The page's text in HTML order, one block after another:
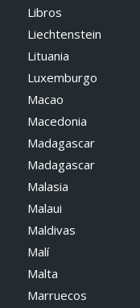
Libros
Liechtenstein
Lituania
Luxemburgo
Macao
Macedonia
Madagascar
Madagascar
Malasia
Malaui
Maldivas
Malí
Malta
Marruecos